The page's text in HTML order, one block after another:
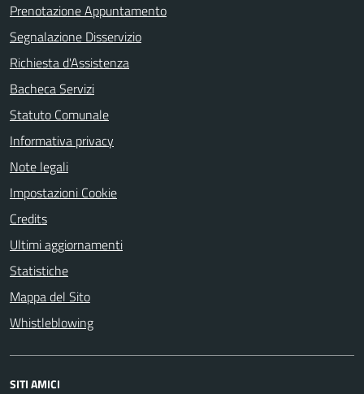
Prenotazione Appuntamento
Segnalazione Disservizio
Richiesta d'Assistenza
Bacheca Servizi
Statuto Comunale
Informativa privacy
Note legali
Impostazioni Cookie
Credits
Ultimi aggiornamenti
Statistiche
Mappa del Sito
Whistleblowing
SITI AMICI